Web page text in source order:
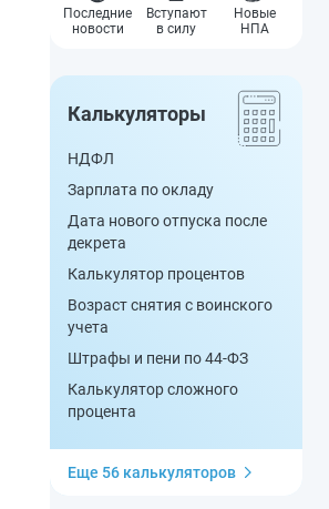
Последние
новости
Вступают
в силу
Новые
НПА
Калькуляторы
НДФЛ
Зарплата по окладу
Дата нового отпуска после
декрета
Калькулятор процентов
Возраст снятия с воинского
учета
Штрафы и пени по 44-ФЗ
Калькулятор сложного
процента
Еще 56 калькуляторов